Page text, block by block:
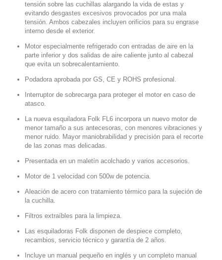
tensión sobre las cuchillas alargando la vida de estas y
evitando desgastes excesivos provocados por una mala
tensión. Ambos cabezales incluyen orificios para su engrase
interno desde el exterior.
Motor especialmente refrigerado con entradas de aire en la
parte inferior y dos salidas de aire caliente junto al cabezal
que evita un sobrecalentamiento.
Podadora aprobada por GS, CE y ROHS profesional.
Interruptor de sobrecarga para proteger el motor en caso de
atasco.
La nueva esquiladora Folk FL6 incorpora un nuevo motor de
menor tamaño a sus antecesoras, con menores vibraciones y
menor ruido. Mayor maniobrabilidad y precisión para el recorte
de las zonas mas delicadas.
Presentada en un maletín acolchado y varios accesorios.
Motor de 1 velocidad con 500w de potencia.
Aleación de acero con tratamiento térmico para la sujeción de
la cuchilla.
Filtros extraíbles para la limpieza.
Las esquiladoras Folk disponen de despiece completo,
recambios, servicio técnico y garantía de 2 años.
Incluye un manual pequeño en inglés y un completo manual